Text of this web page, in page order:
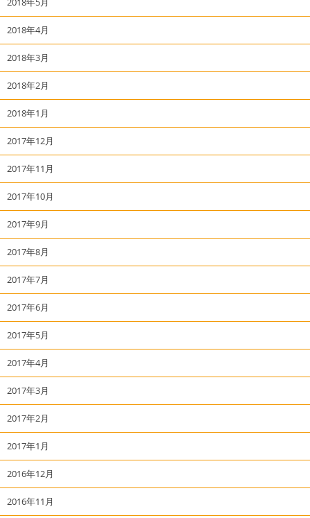
2018年4月
2018年3月
2018年2月
2018年1月
2017年12月
2017年11月
2017年10月
2017年9月
2017年8月
2017年7月
2017年6月
2017年5月
2017年4月
2017年3月
2017年2月
2017年1月
2016年12月
2016年11月